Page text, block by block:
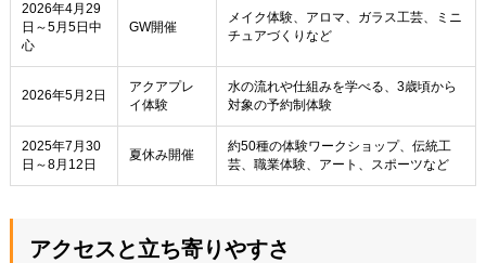
2026年4月29
日～5月5日中
心
GW開催
メイク体験、アロマ、ガラス工芸、ミニ
チュアづくりなど
2026年5月2日
アクアプレ
イ体験
水の流れや仕組みを学べる、3歳頃から
対象の予約制体験
2025年7月30
日～8月12日
夏休み開催
約50種の体験ワークショップ、伝統工
芸、職業体験、アート、スポーツなど
アクセスと立ち寄りやすさ